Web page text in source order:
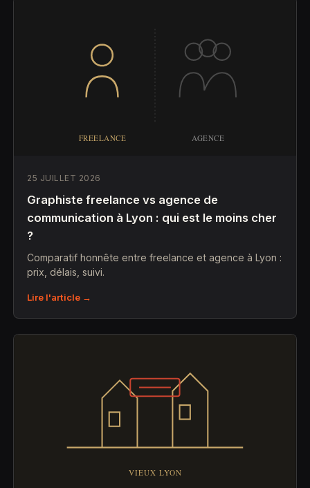
25 JUILLET 2026
Graphiste freelance vs agence de
communication à Lyon : qui est le moins cher
?
Comparatif honnête entre freelance et agence à Lyon :
prix, délais, suivi.
Lire l'article →